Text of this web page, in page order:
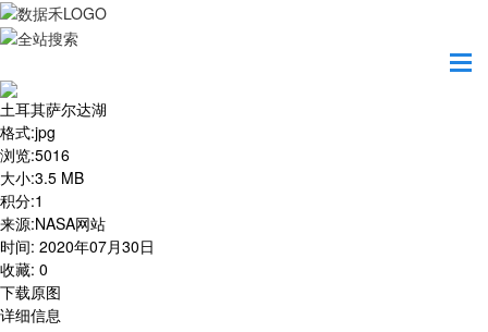
土耳其萨尔达湖
格式:jpg
浏览:5016
大小:3.5 MB
积分:1
来源:NASA网站
时间: 2020年07月30日
收藏: 0
下载原图
详细信息